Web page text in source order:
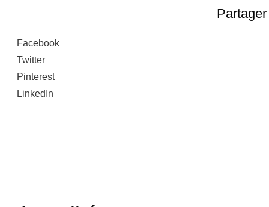
Partager
Facebook
Twitter
Pinterest
LinkedIn